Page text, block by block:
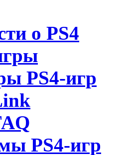
о PS4
PS4-игр
PS4-игр